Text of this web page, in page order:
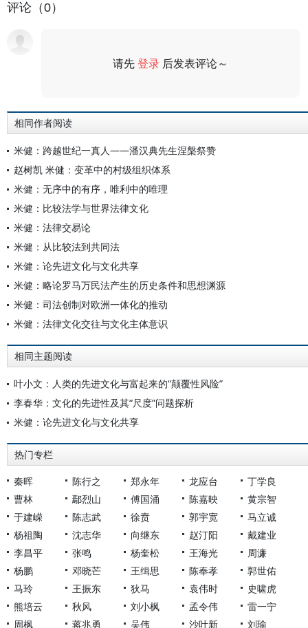
评论（0）
请先登录 后发表评论～
相同作者阅读
米健：跨越世纪一真人——潘汉典先生涅槃祭赞
赵树凯 米健：变革中的村级组织体系
米健：无序中的有序，唯利中的唯理
米健：比较法学与世界法律文化
米健：法律交易论
米健：从比较法到共同法
米健：论先进文化与文化共享
米健：略论罗马万民法产生的历史条件和思想渊源
米健：司法创制对欧洲一体化的推动
米健：法律文化交往与文化主体意识
相同主题阅读
叶小文：人类的先进文化与富起来的“颠覆性风险”
李春华：文化的先进性及其“尺度”问题探析
米健：论先进文化与文化共享
热门专栏
秦晖 陈行之 郑永年 龙应台
丁学良
曹林
鄢烈山 傅国涌 陈嘉映
黄宗智
于建嵘
陈志武 徐贲 郭宇宽
马立诚
杨祖陶
沈志华 向继东 赵汀阳
戴建业
李昌平
张鸣 杨奎松 王海光
周濂
杨鹏
邓晓芒 王缉思 陈奉孝
郭世佑
马玲
王振东 狄马 袁伟时
史啸虎
熊培云
秋风 刘小枫 孟令伟
雷一宁
周枫
蒋兆勇 吴伟 沙叶新 刘瑜